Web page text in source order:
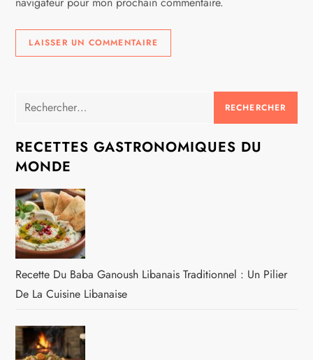
Rechercher :
RECETTES GASTRONOMIQUES DU
MONDE
Recette Du Baba Ganoush Libanais Traditionnel : Un Pilier
De La Cuisine Libanaise